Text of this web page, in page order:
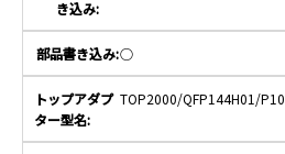
○
TOP2000/QFP144H01/P10